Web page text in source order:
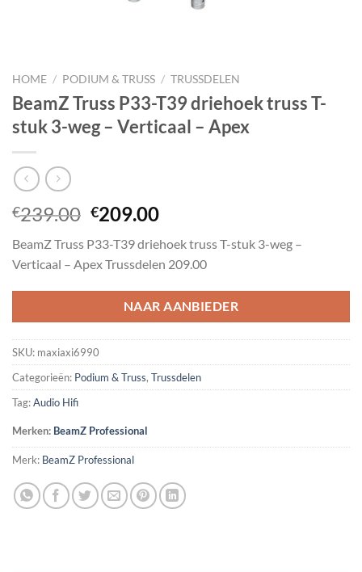
HOME / PODIUM & TRUSS / TRUSSDELEN
BeamZ Truss P33-T39 driehoek truss T-
stuk 3-weg – Verticaal – Apex
€239.00 Oorspronkelijke
was:
€239.00.
€209.00Huidige
is:
€209.00.
BeamZ Truss P33-T39 driehoek truss T-stuk 3-weg –
Verticaal – Apex Trussdelen 209.00
NAAR AANBIEDER
SKU: maxiaxi6990
Categorieën: Podium & Truss, Trussdelen
Tag:Audio Hifi
Merken: BeamZ Professional
Merk: BeamZ Professional